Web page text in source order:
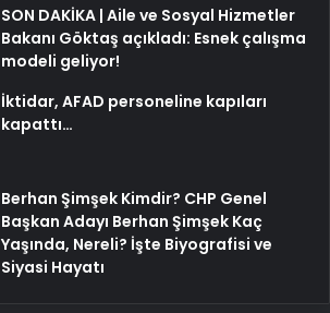
SON DAKİKA | Aile ve Sosyal Hizmetler
Bakanı Göktaş açıkladı: Esnek çalışma
modeli geliyor!
İktidar, AFAD personeline kapıları
kapattı…
Berhan Şimşek Kimdir? CHP Genel
Başkan Adayı Berhan Şimşek Kaç
Yaşında, Nereli? İşte Biyografisi ve
Siyasi Hayatı